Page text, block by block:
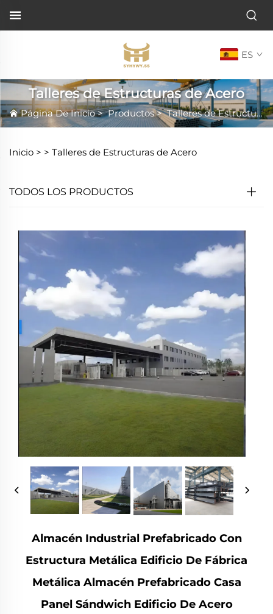
ES
Talleres de Estructuras de Acero
Página De Inicio>Productos>Talleres de Estructuras de Acero
Inicio > > Talleres de Estructuras de Acero
TODOS LOS PRODUCTOS
Almacén Industrial Prefabricado Con
Estructura Metálica Edificio De Fábrica
Metálica Almacén Prefabricado Casa
Panel Sándwich Edificio De Acero